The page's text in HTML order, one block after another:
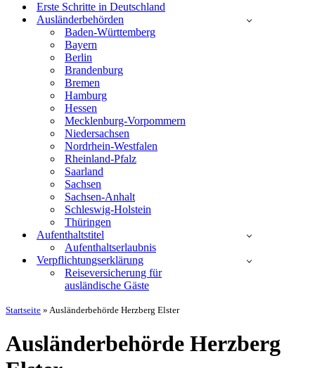
Erste Schritte in Deutschland
Ausländerbehörden
Baden-Württemberg
Bayern
Berlin
Brandenburg
Bremen
Hamburg
Hessen
Mecklenburg-Vorpommern
Niedersachsen
Nordrhein-Westfalen
Rheinland-Pfalz
Saarland
Sachsen
Sachsen-Anhalt
Schleswig-Holstein
Thüringen
Aufenthaltstitel
Aufenthaltserlaubnis
Verpflichtungserklärung
Reiseversicherung für
ausländische Gäste
Startseite » Ausländerbehörde Herzberg Elster
Ausländerbehörde Herzberg